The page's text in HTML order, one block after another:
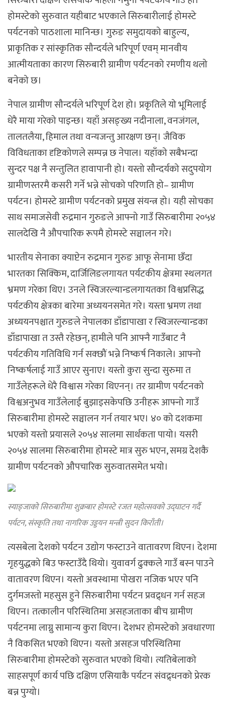
होमस्टेको सुरुवात यहीबाट भएकाले सिरुबारीलाई होमस्टे
पर्यटनको पाठशाला मानिन्छ। गुरुङ समुदायको बाहुल्य,
प्राकृतिक र सांस्कृतिक सौन्दर्यले भरिपूर्ण एवम् मानवीय
आत्मीयताका कारण सिरुबारी ग्रामीण पर्यटनको रमणीय थलो
बनेको छ।
नेपाल ग्रामीण सौन्दर्यले भरिपूर्ण देश हो। प्रकृतिले यो भूमिलाई
धेरै माया गरेको पाइन्छ। यहाँ असङ्ख्य नदीनाला, वनजंगल,
तालतलैया, हिमाल तथा वन्यजन्तु आरक्षण छन्। जैविक
विविधताका दृष्टिकोणले सम्पन्न छ नेपाल। यहाँको सबैभन्दा
सुन्दर पक्ष नै सन्तुलित हावापानी हो। यस्तो सौन्दर्यको सदुपयोग
ग्रामीणस्तरमै कसरी गर्ने भन्ने सोचको परिणति हो– ग्रामीण
पर्यटन। होमस्टे ग्रामीण पर्यटनको प्रमुख संयन्त्र हो। यही सोचका
साथ समाजसेवी रुद्रमान गुरुङले आफ्नो गाउँ सिरुबारीमा २०५४
सालदेखि नै औपचारिक रूपमै होमस्टे सञ्चालन गरे।
भारतीय सेनाका क्याप्टेन रुद्रमान गुरुङ आफू सेनामा छँदा
भारतका सिक्किम, दार्जिलिङलगायत पर्यटकीय क्षेत्रमा स्थलगत
भ्रमण गरेका थिए। उनले स्विजरल्यान्डलगायतका विश्वप्रसिद्ध
पर्यटकीय क्षेत्रका बारेमा अध्ययनसमेत गरे। यस्ता भ्रमण तथा
अध्ययनपश्चात गुरुङले नेपालका डाँडापाखा र स्विजरल्यान्डका
डाँडापाखा त उस्तै रहेछन्, हामीले पनि आफ्नै गाउँबाट नै
पर्यटकीय गतिविधि गर्न सक्छौं भन्ने निष्कर्ष निकाले। आफ्नो
निष्कर्षलाई गाउँ आएर सुनाए। यस्तो कुरा सुन्दा सुरुमा त
गाउँलेहरूले धेरै विश्वास गरेका थिएनन्। तर ग्रामीण पर्यटनको
विश्वअनुभव गाउँलेलाई बुझाइसकेपछि उनीहरू आफ्नो गाउँ
सिरुबारीमा होमस्टे सञ्चालन गर्न तयार भए। ४० को दशकमा
भएको यस्तो प्रयासले २०५४ सालमा सार्थकता पायो। यसरी
२०५४ सालमा सिरुबारीमा होमस्टे मात्र सुरु भएन, समग्र देशकै
ग्रामीण पर्यटनको औपचारिक सुरुवातसमेत भयो।
स्याङ्जाको सिरुबारीमा शुक्रबार होमस्टे रजत महोत्सवको उद्घाटन गर्दै
पर्यटन, संस्कृति तथा नागरिक उड्डयन मन्त्री सुदन किराँती।
त्यसबेला देशको पर्यटन उद्योग फस्टाउने वातावरण थिएन। देशमा
गृहयुद्धको बिउ फस्टाउँदै थियो। युवावर्ग ढुक्कले गाउँ बस्न पाउने
वातावरण थिएन। यस्तो अवस्थामा पोखरा नजिक भएर पनि
दुर्गमजस्तो महसुस हुने सिरुबारीमा पर्यटन प्रवद्र्धन गर्न सहज
थिएन। तत्कालीन परिस्थितिमा असहजताका बीच ग्रामीण
पर्यटनमा लाग्नु सामान्य कुरा थिएन। देशभर होमस्टेको अवधारणा
नै विकसित भएको थिएन। यस्तो असहज परिस्थितिमा
सिरुबारीमा होमस्टेको सुरुवात भएको थियो। त्यतिबेलाको
साहसपूर्ण कार्य पछि दक्षिण एसियाकै पर्यटन संवद्र्धनको प्रेरक
बन्न पुग्यो।